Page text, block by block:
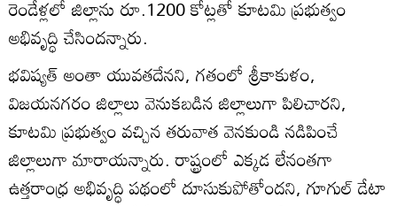
రెండేళ్లలో జిల్లాను రూ.1200 కోట్లతో కూటమి ప్రభుత్వం
అభివృద్ధి చేసిందన్నారు.
భవిష్యత్‌ అంతా యువతదేనని, గతంలో శ్రీకాకుళం,
విజయనగరం జిల్లాలు వెనుకబడిన జిల్లాలుగా పిలిచారని,
కూటమి ప్రభుత్వం వచ్చిన తరువాత వెనకుండి నడిపించే
జిల్లాలుగా మారాయన్నారు. రాష్ట్రంలో ఎక్కడ లేనంతగా
ఉత్తరాంధ్ర అభివృద్ధి పథంలో దూసుకుపోతోందని, గూగుల్‌ డేటా